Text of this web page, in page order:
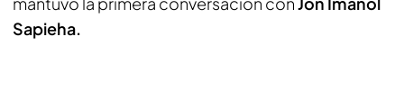
Sapieha.